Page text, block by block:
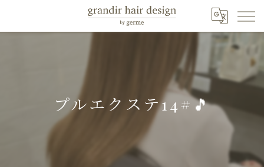
プルエクステ14#🎵